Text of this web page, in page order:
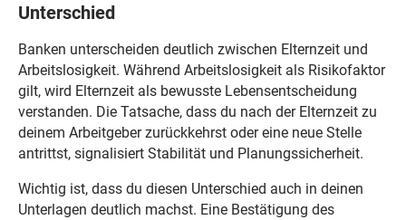
Unterschied
Banken unterscheiden deutlich zwischen Elternzeit und
Arbeitslosigkeit. Während Arbeitslosigkeit als Risikofaktor
gilt, wird Elternzeit als bewusste Lebensentscheidung
verstanden. Die Tatsache, dass du nach der Elternzeit zu
deinem Arbeitgeber zurückkehrst oder eine neue Stelle
antrittst, signalisiert Stabilität und Planungssicherheit.
Wichtig ist, dass du diesen Unterschied auch in deinen
Unterlagen deutlich machst. Eine Bestätigung des